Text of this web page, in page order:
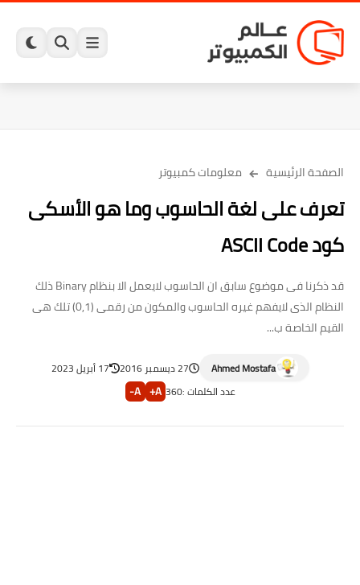
الصفحة الرئيسية معلومات كمبيوتر
تعرف على لغة الحاسوب وما هو الأسكى
كود ASCII Code
قد ذكرنا فى موضوع سابق ان الحاسوب لايعمل الا بنظام Binary ذلك
النظام الذى لايفهم غيره الحاسوب والمكون من رقمى (0,1) تلك هى
القيم الخاصة ب...
Ahmed Mostafa 27 ديسمبر 2016
17 أبريل 2023
عدد الكلمات :360
A+
A-